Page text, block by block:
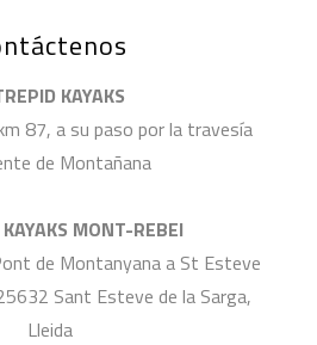
KAYAKS
87, a su paso por la travesía
de Montañana
MONT-REBEI
de Montanyana a St Esteve
Sant Esteve de la Sarga,
Lleida